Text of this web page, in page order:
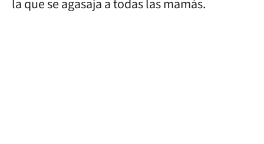
la que se agasaja a todas las mamás.